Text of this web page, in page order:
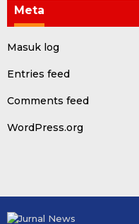
Meta
Masuk log
Entries feed
Comments feed
WordPress.org